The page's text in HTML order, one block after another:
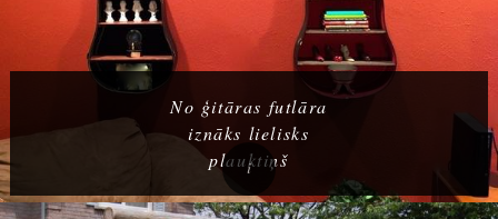
No ģitāras futlāra
iznāks lielisks
plauktiņš